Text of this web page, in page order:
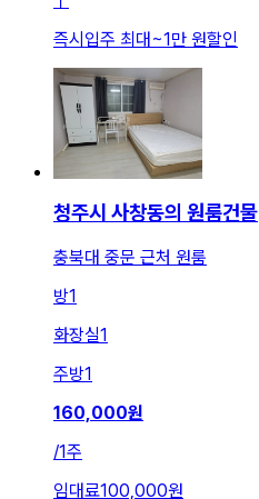
즉시입주 최대 ~1만 원할인
청주시 사창동의 원룸건물
충북대 중문 근처 원룸
방1
화장실1
주방1
160,000원
/1주
임대료100,000원